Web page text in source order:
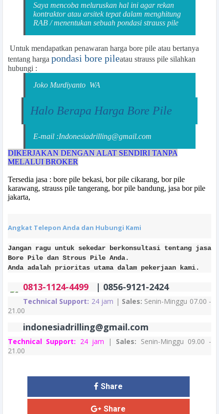
Saya mencoba meluruskan hal ini agar rekan
kontraktor atau arsitek tepat dalam menghitung
RAB / menentukan sebuah pondasi strauss pile
Untuk mendapatkan penawaran harga bore pile atau bertanya
tentang harga pondasi bore pileatau strauss pile silahkan
hubungi :
Joko Murdiyanto WA
Halo Berapa Harga Bore Pile
E-mail :Indonesiadrilling@gmail.com
DIKERJAKAN DENGAN ALAT SENDIRI TANPA
MELALUI BROKER
Tersedia jasa : bore pile bekasi, bor pile cikarang, bor pile
karawang, strauss pile tangerang, bor pile bandung, jasa bor pile
jakarta,
Angkat Telepon Anda dan Hubungi Kami
Jangan ragu untuk sekedar berkonsultasi tentang jasa
Bore Pile dan Strous Pile Anda.
Anda adalah prioritas utama dalam pekerjaan kami.
0813-1124-4499 | 0856-9121-2424
Technical Support: 24 jam | Sales: Senin-Minggu 07.00 -
21.00
indonesiadrilling@gmail.com
Technical Support: 24 jam | Sales: Senin-Minggu 09.00 -
21.00
Share
Share